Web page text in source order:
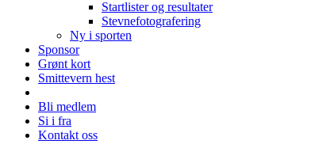
Startlister og resultater
Stevnefotografering
Ny i sporten
Sponsor
Grønt kort
Smittevern hest
Bli medlem
Si i fra
Kontakt oss